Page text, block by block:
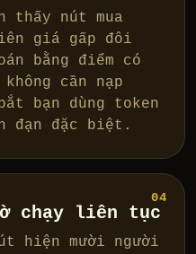
thấy nút mua
giá gấp đôi
bằng điểm có
cần nạp
bạn dùng token
đạn đặc biệt.
04
chạy liên tục
hiện mười người